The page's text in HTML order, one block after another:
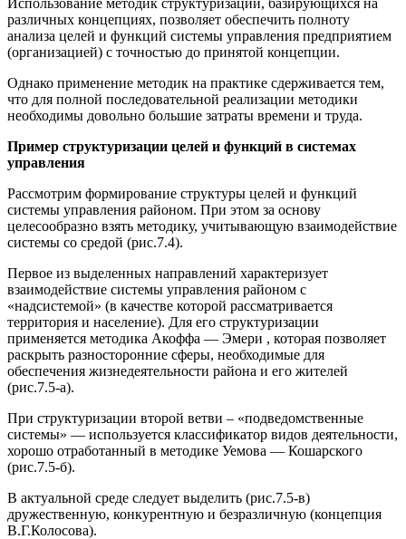
различных концепциях, позволяет обеспечить полноту
анализа целей и функций системы управления предприятием
(организацией) с точностью до принятой концепции.
Однако применение методик на практике сдерживается тем,
что для полной последовательной реализации методики
необходимы довольно большие затраты времени и труда.
Пример структуризации целей и функций в системах
управления
Рассмотрим формирование структуры целей и функций
системы управления районом. При этом за основу
целесообразно взять методику, учитывающую взаимодействие
системы со средой (рис.7.4).
Первое из выделенных направлений характеризует
взаимодействие системы управления районом с
«надсистемой» (в качестве которой рассматривается
территория и население). Для его структуризации
применяется методика Акоффа — Эмери , которая позволяет
раскрыть разносторонние сферы, необходимые для
обеспечения жизнедеятельности района и его жителей
(рис.7.5-а).
При структуризации второй ветви – «подведомственные
системы» — используется классификатор видов деятельности,
хорошо отработанный в методике Уемова — Кошарского
(рис.7.5-б).
В актуальной среде следует выделить (рис.7.5-в)
дружественную, конкурентную и безразличную (концепция
В.Г.Колосова).